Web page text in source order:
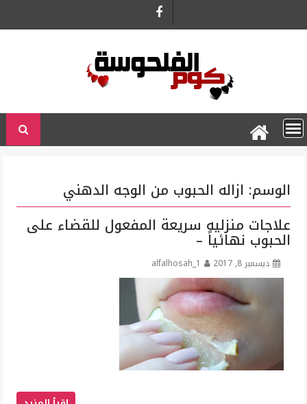
الوسم: ازاله الحبوب من الوجه الدهني
علاجات منزليه سريعة المفعول للقضاء على
الحبوب نهائياً –
ديسمبر 8, 2017 alfalhosah_1